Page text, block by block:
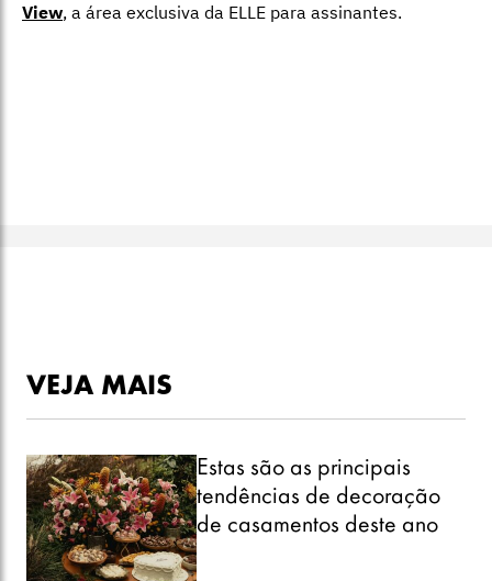
View, a área exclusiva da ELLE para assinantes.
VEJA MAIS
Estas são as principais
tendências de decoração
de casamentos deste ano